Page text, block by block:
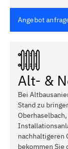
Angebot
Alt- &
Bei
Stand zu
nachhaltigeren
bekommen